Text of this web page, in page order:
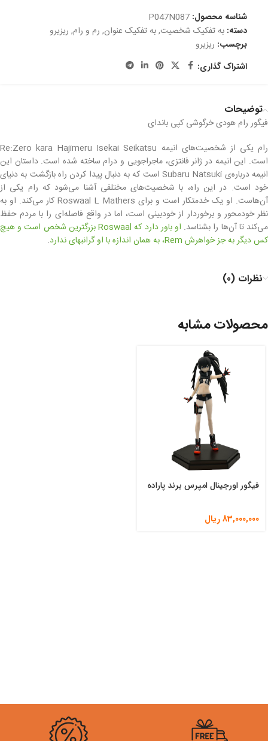
شناسه محصول: P047N087
دسته: به تفکیک شخصیت,به تفکیک عنوان, رم و رام, ریزیرو
برچسب: ریزیرو
اشتراک گذاری:
توضیحات
فیگور رام هودی خرگوشی کپی باندای
رام یکی از شخصیت‌های انیمه Re:Zero kara Hajimeru Isekai Seikatsu
است. این انیمه در ژانر فانتزی، ماجراجویی و درام ساخته شده است. داستان این
انیمه درباره‌ی Subaru Natsuki است که به دنبال پیدا کردن راه بازگشت به دنیای
خود است. در این راه، با شخصیت‌های مختلفی آشنا می‌شود که رام یکی از
آن‌هاست. او یک خدمتکار است و برای Roswaal L Mathers کار می‌کند. او به
نظر خودمحور و برخوردار از خودبینی است، اما در واقع فاصله‌ای را با مردم حفظ
می‌کند تا آن‌ها را بشناسد.
او باور دارد که Roswaal بزرگترین شخص است و هیچ
کس دیگر به جز خواهرش Rem، به همان اندازه با او گرانبهای ندارد
.
نظرات (0)
محصولات مشابه
فیگور اورجینال امپرس برند پاراده
83,000,000ریال